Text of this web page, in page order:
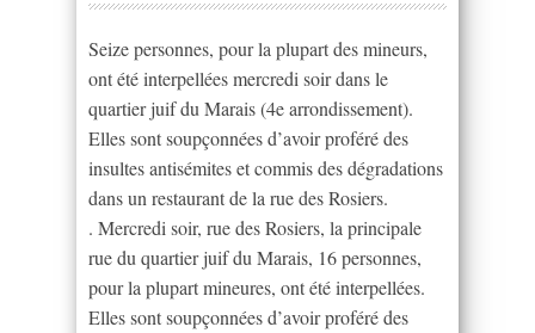
Seize personnes, pour la plupart des mineurs,
ont été interpellées mercredi soir dans le
quartier juif du Marais (4e arrondissement).
Elles sont soupçonnées d’avoir proféré des
insultes antisémites et commis des dégradations
dans un restaurant de la rue des Rosiers.
. Mercredi soir, rue des Rosiers, la principale
rue du quartier juif du Marais, 16 personnes,
pour la plupart mineures, ont été interpellées.
Elles sont soupçonnées d’avoir proféré des